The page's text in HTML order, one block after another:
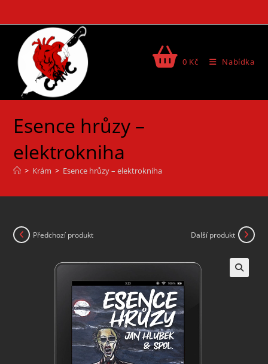
0 Kč Nabídka
Esence hrůzy –
elektrokniha
> Krám > Esence hrůzy – elektrokniha
Předchozí produkt Další produkt